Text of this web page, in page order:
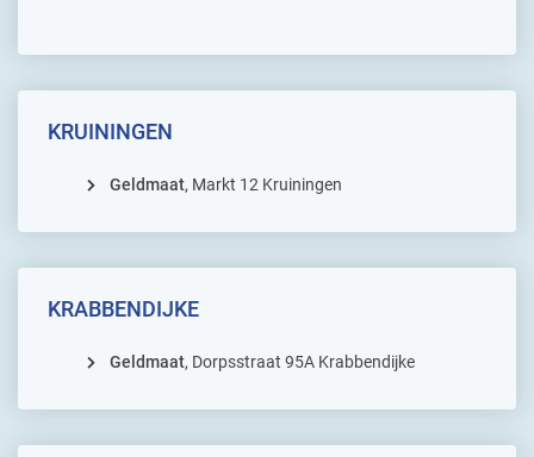
KRUININGEN
Geldmaat, Markt 12 Kruiningen
KRABBENDIJKE
Geldmaat, Dorpsstraat 95A Krabbendijke